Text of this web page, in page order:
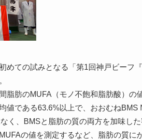
めての試みとなる「第1回神戸ビーフ
肪のMUFA（モノ不飽和脂肪酸）の
値である63.6%以上で、おおむね
く、BMSと脂肪の質の両方を加味した
の値を測定するなど、脂肪の質に